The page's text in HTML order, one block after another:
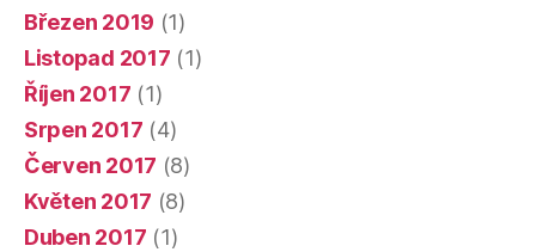
Březen 2019 (1)
Listopad 2017 (1)
Říjen 2017 (1)
Srpen 2017 (4)
Červen 2017 (8)
Květen 2017 (8)
Duben 2017 (1)